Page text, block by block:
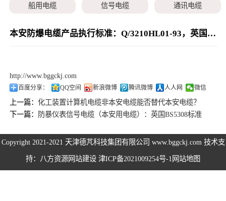
船用电缆 信号电缆 通讯电缆
本安电缆 电热电势转换开关
本安防爆电缆产品执行标准：Q/3210HL01-93，英国BS5308
http://www.bggckj.com
百度分享： QQ空间 新浪微博 腾讯微博 人人网 微信
上一篇：化工装置计算机电缆非本安电缆能否替代本安电缆？
下一篇：
防暴仪表信号电缆（本安用电缆）：英国BS5308标准
Copyright 2021-2021 天津德芃科技集团有限公司 www.bggckj.com 技术支
持：八方资源网站建设 津ICP备2021009254号-1 网站地图
传感器编码器电
缆
船用电缆
通讯电缆
本安电缆
伺服电机、变频
电热电势转换开
高温电缆